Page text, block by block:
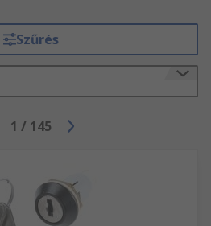
Szűrés
1 / 145